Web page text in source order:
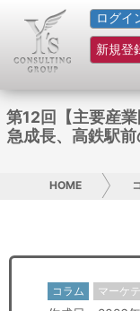
ログイ
新規登
HOME
サービス紹介
コラム
グループ概要
採用情報
第12回【主要産
急成長、高鉄駅
HOME
コラム マーケ